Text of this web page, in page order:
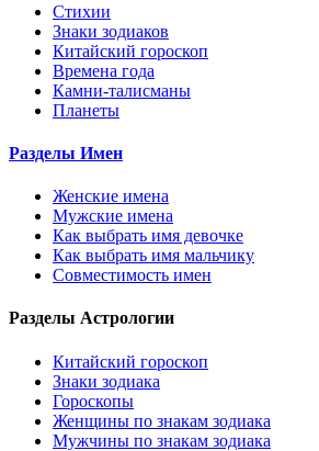
Стихии
Знаки зодиаков
Китайский гороскоп
Времена года
Камни-талисманы
Планеты
Разделы Имен
Женские имена
Мужские имена
Как выбрать имя девочке
Как выбрать имя мальчику
Совместимость имен
Разделы Астрологии
Китайский гороскоп
Знаки зодиака
Гороскопы
Женщины по знакам зодиака
Мужчины по знакам зодиака